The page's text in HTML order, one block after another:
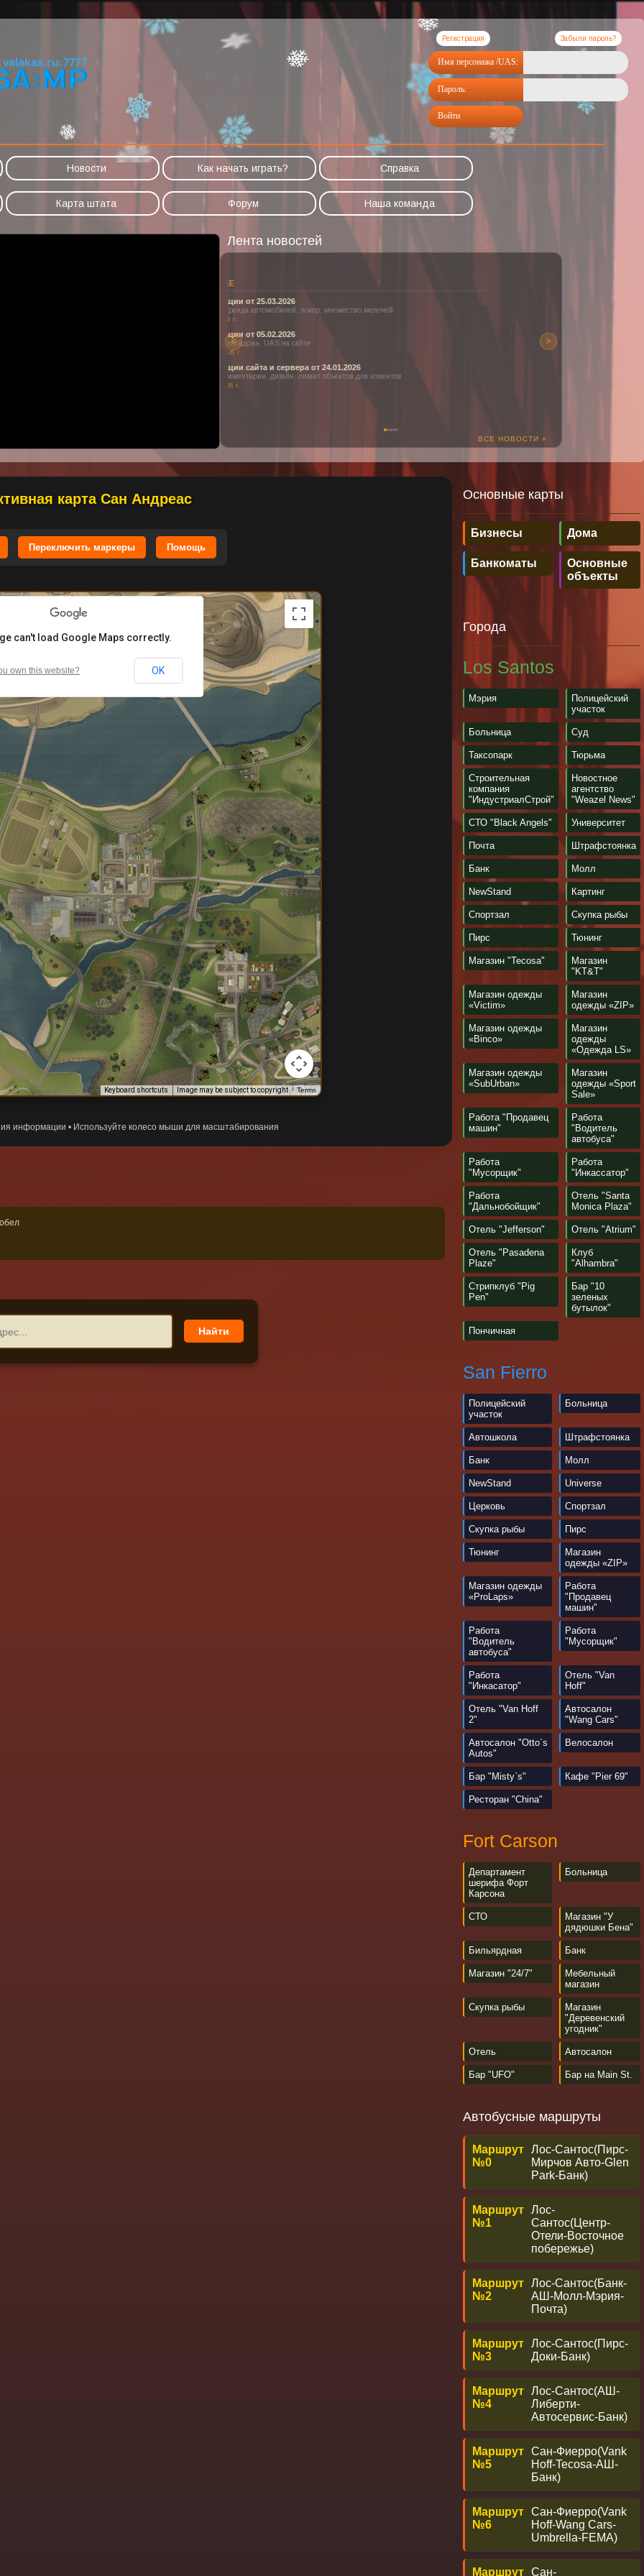
Регистрация Забыли пароль?
Имя персонажа /UAS:
Пароль:
Войти
Новости Как начать играть? Справка
Карта штата Форум Наша команда
Лента новостей
< >
Модификации от 25.03.2026
Баскетбол, аренда автомобилей, покер, множество мелочей
Модификации от 05.02.2026
Коллекции, антидожь, UAS на сайте
Модификации сайта и сервера от 24.01.2026
Новости, комментарии, дизайн, лимит объектов для клиентов
ВСЕ НОВОСТИ »
карта Сан Андреас
Переключить маркеры Помощь
Keyboard shortcuts Image may be subject to copyright Terms
can't load Google Maps correctly.
own this website? OK
информации • Используйте колесо мыши для масштабирования
Основные карты
Бизнесы Дома
Банкоматы
Основные
объекты
Города
Los Santos
Мэрия
Полицейский
участок
Больница Суд
Таксопарк Тюрьма
Строительная
компания
"ИндустриалСтрой"
Новостное
агентство
"Weazel News"
СТО "Black Angels" Университет
Почта Штрафстоянка
Банк Молл
NewStand Картинг
Спортзал Скупка рыбы
Пирс Тюнинг
Магазин "Tecosa"
Магазин
"KT&T"
Магазин одежды
«Victim»
Магазин
одежды «ZIP»
Магазин одежды
«Binco»
Магазин
одежды
«Одежда LS»
Магазин одежды
«SubUrban»
Магазин
одежды «Sport
Sale»
Работа "Продавец
машин"
Работа
"Водитель
автобуса"
Работа
"Мусорщик"
Работа
"Инкассатор"
Работа
"Дальнобойщик"
Отель "Santa
Monica Plaza"
Отель "Jefferson" Отель "Atrium"
Отель "Pasadena
Plaze"
Клуб
"Alhambra"
Стрипклуб "Pig
Pen"
Бар "10
зеленых
бутылок"
Пончичная
San Fierro
Полицейский
участок
Больница
Автошкола Штрафстоянка
Банк Молл
NewStand Universe
Церковь Спортзал
Скупка рыбы Пирс
Тюнинг
Магазин
одежды «ZIP»
Магазин одежды
«ProLaps»
Работа
"Продавец
машин"
Работа
"Водитель
автобуса"
Работа
"Мусорщик"
Работа
"Инкасатор"
Отель "Van
Hoff"
Отель "Van Hoff
2"
Автосалон
"Wang Cars"
Автосалон "Otto`s
Autos"
Велосалон
Бар "Misty`s" Кафе "Pier 69"
Ресторан "China"
Fort Carson
Департамент
шерифа Форт
Карсона
Больница
СТО
Магазин "У
дядюшки Бена"
Бильярдная Банк
Магазин "24/7"
Мебельный
магазин
Скупка рыбы
Магазин
"Деревенский
угодник"
Отель Автосалон
Бар "UFO" Бар на Main St.
Автобусные маршруты
Маршрут
№0
Лос-Сантос(Пирс-
Мирчов Авто-Glen
Park-Банк)
Маршрут
№1
Лос-
Сантос(Центр-
Отели-Восточное
побережье)
Маршрут
№2
Лос-Сантос(Банк-
АШ-Молл-Мэрия-
Почта)
Маршрут
№3
Лос-Сантос(Пирс-
Доки-Банк)
Маршрут
№4
Лос-Сантос(АШ-
Либерти-
Автосервис-Банк)
Маршрут
№5
Сан-Фиерро(Vank
Hoff-Tecosa-АШ-
Банк)
Маршрут
№6
Сан-Фиерро(Vank
Hoff-Wang Cars-
Umbrella-FEMA)
Маршрут Сан-